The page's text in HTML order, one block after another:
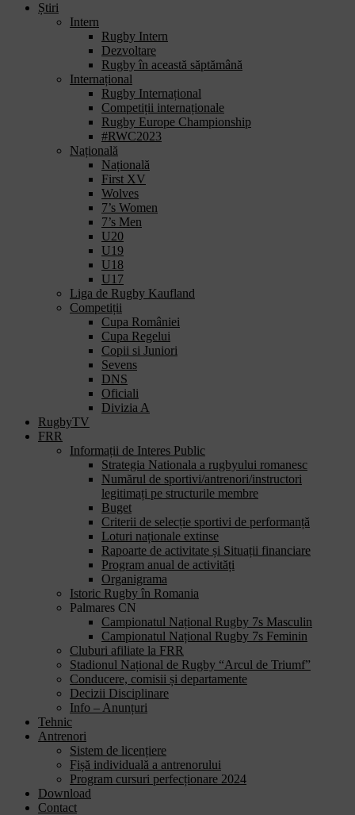
Știri
Intern
Rugby Intern
Dezvoltare
Rugby în această săptămână
Internațional
Rugby Internațional
Competiții internaționale
Rugby Europe Championship
#RWC2023
Națională
Națională
First XV
Wolves
7’s Women
7’s Men
U20
U19
U18
U17
Liga de Rugby Kaufland
Competiții
Cupa României
Cupa Regelui
Copii si Juniori
Sevens
DNS
Oficiali
Divizia A
RugbyTV
FRR
Informații de Interes Public
Strategia Nationala a rugbyului romanesc
Numărul de sportivi/antrenori/instructori
legitimați pe structurile membre
Buget
Criterii de selecție sportivi de performanță
Loturi naționale extinse
Rapoarte de activitate și Situații financiare
Program anual de activități
Organigrama
Istoric Rugby în Romania
Palmares CN
Campionatul Național Rugby 7s Masculin
Campionatul Național Rugby 7s Feminin
Cluburi afiliate la FRR
Stadionul Național de Rugby “Arcul de Triumf”
Conducere, comisii și departamente
Decizii Disciplinare
Info – Anunțuri
Tehnic
Antrenori
Sistem de licențiere
Fișă individuală a antrenorului
Program cursuri perfecționare 2024
Download
Contact